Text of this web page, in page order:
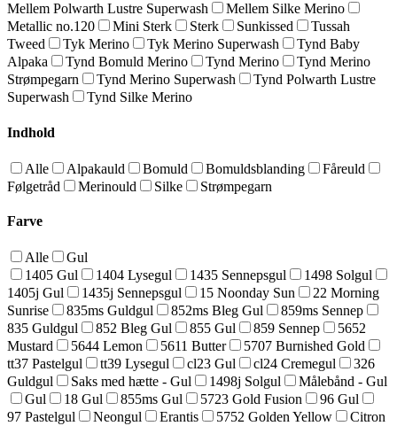
Mellem Polwarth Lustre Superwash
Mellem Silke Merino
Metallic no.120
Mini Sterk Sterk Sunkissed
Tussah
Tweed
Tyk Merino Tyk Merino Superwash
Tynd Baby
Alpaka
Tynd Bomuld Merino Tynd Merino
Tynd Merino
Strømpegarn
Tynd Merino Superwash
Tynd Polwarth Lustre
Superwash
Tynd Silke Merino
Indhold
Alle Alpakauld Bomuld Bomuldsblanding
Fåreuld
Følgetråd
Merinould Silke Strømpegarn
Farve
Alle
Gul
1405 Gul
1404 Lysegul 1435 Sennepsgul
1498 Solgul
1405j Gul
1435j Sennepsgul 15 Noonday Sun
22 Morning
Sunrise
835ms Guldgul 852ms Bleg Gul
859ms Sennep
835 Guldgul
852 Bleg Gul 855 Gul 859 Sennep
5652
Mustard
5644 Lemon 5611 Butter
5707 Burnished Gold
tt37 Pastelgul
tt39 Lysegul cl23 Gul cl24 Cremegul
326
Guldgul
Saks med hætte - Gul 1498j Solgul
Målebånd - Gul
Gul
18 Gul 855ms Gul 5723 Gold Fusion
96 Gul
97 Pastelgul
Neongul Erantis 5752 Golden Yellow
Citron